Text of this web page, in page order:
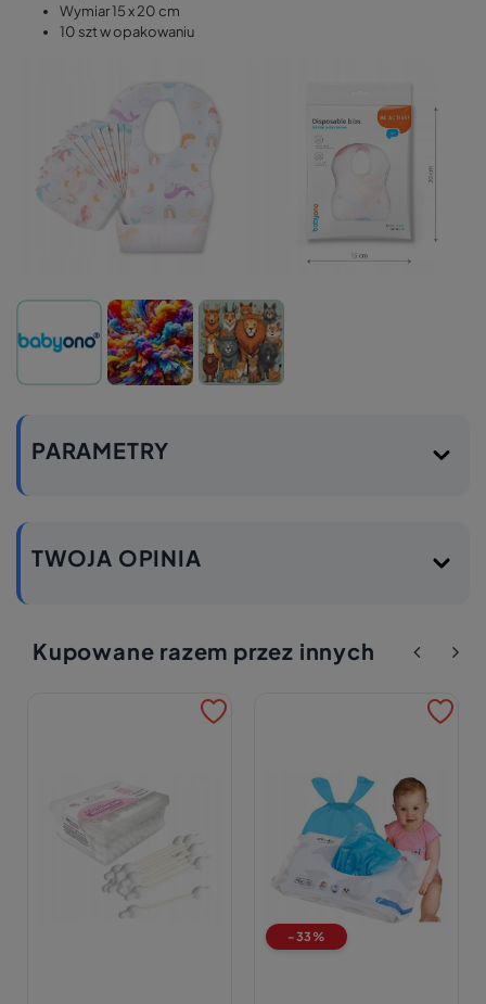
Wymiar 15 x 20 cm
10 szt w opakowaniu
PARAMETRY
TWOJA OPINIA
Kupowane razem przez innych
-33%